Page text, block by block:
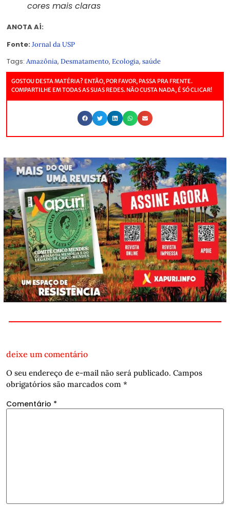
Mais informações: e-mail masallum@usp.br,
cores mais claras
ANOTA AÍ:
Fonte: Jornal da USP
Tags: Amazônia, Desmatamento, Ecologia, saúde
GOSTOU DESTA MATÉRIA? ENTÃO, POR FAVOR, PASSA PRA FRENTE.
COMPARTILHE EM TODAS AS SUAS REDES. NÃO CUSTA NADA, É SÓ CLICAR!
deixe um comentário
O seu endereço de e-mail não será publicado. Campos
obrigatórios são marcados com *
Comentário *